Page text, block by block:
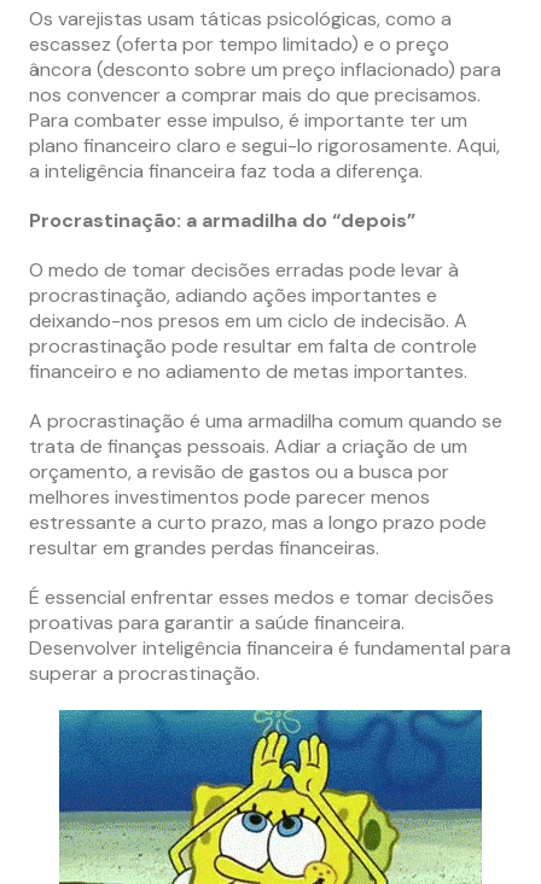
Os varejistas usam táticas psicológicas, como a
escassez (oferta por tempo limitado) e o preço
âncora (desconto sobre um preço inflacionado) para
nos convencer a comprar mais do que precisamos.
Para combater esse impulso, é importante ter um
plano financeiro claro e segui-lo rigorosamente. Aqui,
a inteligência financeira faz toda a diferença.
Procrastinação: a armadilha do “depois”
O medo de tomar decisões erradas pode levar à
procrastinação, adiando ações importantes e
deixando-nos presos em um ciclo de indecisão. A
procrastinação pode resultar em falta de controle
financeiro e no adiamento de metas importantes.
A procrastinação é uma armadilha comum quando se
trata de finanças pessoais. Adiar a criação de um
orçamento, a revisão de gastos ou a busca por
melhores investimentos pode parecer menos
estressante a curto prazo, mas a longo prazo pode
resultar em grandes perdas financeiras.
É essencial enfrentar esses medos e tomar decisões
proativas para garantir a saúde financeira.
Desenvolver inteligência financeira é fundamental para
superar a procrastinação.